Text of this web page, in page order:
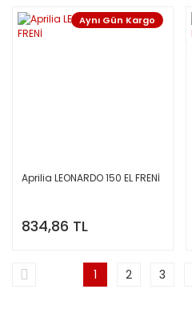
Aynı Gün Kargo
Aprilia LEONARDO 150 EL FRENİ
834,86 TL
1 2 3